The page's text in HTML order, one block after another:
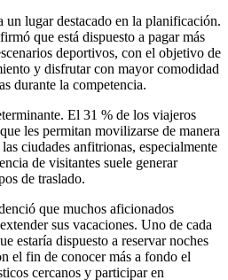
lugar destacado en la planificación.
que está dispuesto a pagar más
deportivos, con el objetivo de
y disfrutar con mayor comodidad
durante la competencia.
El 31 % de los viajeros
les permitan movilizarse de manera
ciudades anfitrionas, especialmente
de visitantes suele generar
de traslado.
que muchos aficionados
sus vacaciones. Uno de cada
estaría dispuesto a reservar noches
el fin de conocer más a fondo el
cercanos y participar en